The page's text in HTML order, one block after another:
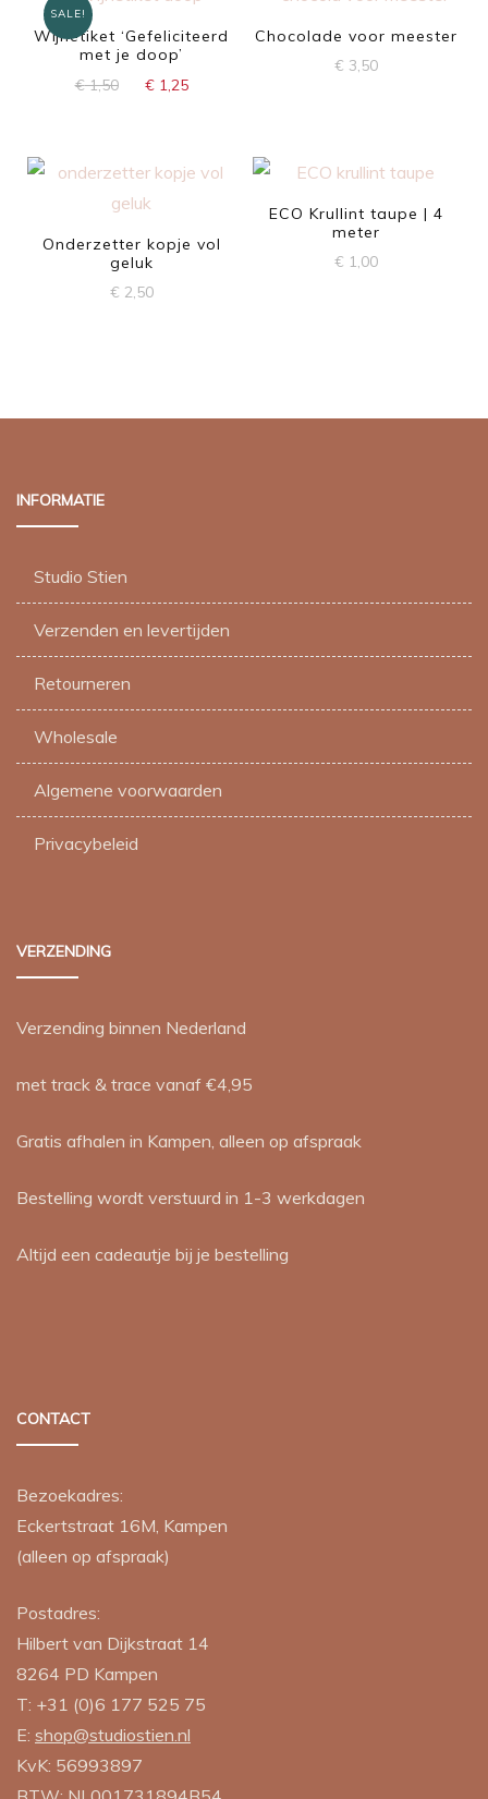
SALE!
Wijnetiket ‘Gefeliciteerd
met je doop’
€1,50
Oorspronkelijke
€1,25
Chocolade voor meester
€ 3,50
Onderzetter kopje vol
geluk
€ 2,50
ECO Krullint taupe | 4
meter
€ 1,00
INFORMATIE
Studio Stien
Verzenden en levertijden
Retourneren
Wholesale
Algemene voorwaarden
Privacybeleid
VERZENDING
Verzending binnen Nederland
met track & trace vanaf €4,95
Gratis afhalen in Kampen, alleen op afspraak
Bestelling wordt verstuurd in 1-3 werkdagen
Altijd een cadeautje bij je bestelling
CONTACT
Bezoekadres:
Eckertstraat 16M, Kampen
(alleen op afspraak)
Postadres:
Hilbert van Dijkstraat 14
8264 PD Kampen
T: +31 (0)6 177 525 75
E: shop@studiostien.nl
KvK: 56993897